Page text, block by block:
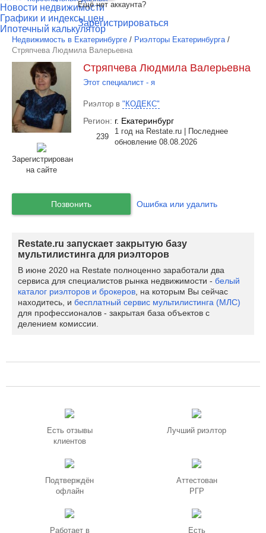
Новости недвижимости
Графики и индексы цен
Ипотечный калькулятор
Ещё нет аккаунта?
Зарегистрироваться
Недвижимость в Екатеринбурге / Риэлторы Екатеринбурга /
Стряпчева Людмила Валерьевна
Зарегистрирован
на сайте
Стряпчева Людмила Валерьевна
Этот специалист - я
Риэлтор в "КОДЕКС"
Регион: г. Екатеринбург
239
1 год на Restate.ru | Последнее
обновление 08.08.2026
Позвонить Ошибка или удалить
Restate.ru запускает закрытую базу
мультилистинга для риэлторов
В июне 2020 на Restate полноценно заработали два
сервиса для специалистов рынка недвижимости - белый
каталог риэлторов и брокеров, на которым Вы сейчас
находитесь, и бесплатный сервис мультилистинга (МЛС)
для профессионалов - закрытая база объектов с
делением комиссии.
Есть отзывы
клиентов
Лучший риэлтор
Подтверждён
офлайн
Аттестован
РГР
Работает в Есть